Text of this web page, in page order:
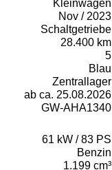
Kleinwagen
Nov / 2023
Schaltgetriebe
28.400 km
5
Blau
Zentrallager
ab ca. 25.08.2026
GW-AHA1340
61 kW / 83 PS
Benzin
1.199 cm³